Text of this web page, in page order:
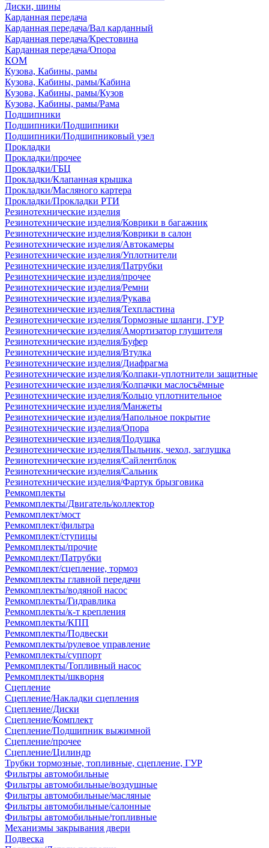
Диски, шины
Карданная передача
Карданная передача/Вал карданный
Карданная передача/Крестовина
Карданная передача/Опора
КОМ
Кузова, Кабины, рамы
Кузова, Кабины, рамы/Кабина
Кузова, Кабины, рамы/Кузов
Кузова, Кабины, рамы/Рама
Подшипники
Подшипники/Подшипники
Подшипники/Подшипниковый узел
Прокладки
Прокладки/прочее
Прокладки/ГБЦ
Прокладки/Клапанная крышка
Прокладки/Масляного картера
Прокладки/Прокладки РТИ
Резинотехнические изделия
Резинотехнические изделия/Коврики в багажник
Резинотехнические изделия/Коврики в салон
Резинотехнические изделия/Автокамеры
Резинотехнические изделия/Уплотнители
Резинотехнические изделия/Патрубки
Резинотехнические изделия/прочее
Резинотехнические изделия/Ремни
Резинотехнические изделия/Рукава
Резинотехнические изделия/Техпластина
Резинотехнические изделия/Тормозные шланги, ГУР
Резинотехнические изделия/Амортизатор глушителя
Резинотехнические изделия/Буфер
Резинотехнические изделия/Втулка
Резинотехнические изделия/Диафрагма
Резинотехнические изделия/Колпаки-уплотнители защитные
Резинотехнические изделия/Колпачки маслосъёмные
Резинотехнические изделия/Кольцо уплотнительное
Резинотехнические изделия/Манжеты
Резинотехнические изделия/Напольное покрытие
Резинотехнические изделия/Опора
Резинотехнические изделия/Подушка
Резинотехнические изделия/Пыльник, чехол, заглушка
Резинотехнические изделия/Сайлентблок
Резинотехнические изделия/Сальник
Резинотехнические изделия/Фартук брызговика
Ремкомплекты
Ремкомплекты/Двигатель/коллектор
Ремкомплект/мост
Ремкомплект/фильтра
Ремкомплект/ступицы
Ремкомплекты/прочие
Ремкомплект/Патрубки
Ремкомплект/сцепление, тормоз
Ремкомплекты главной передачи
Ремкомплекты/водяной насос
Ремкомплекты/Гидравлика
Ремкомплекты/к-т крепления
Ремкомплекты/КПП
Ремкомплекты/Подвески
Ремкомплекты/рулевое управление
Ремкомплекты/суппорт
Ремкомплекты/Топливный насос
Ремкомплекты/шкворня
Сцепление
Сцепление/Накладки сцепления
Сцепление/Диски
Сцепление/Комплект
Сцепление/Подшипник выжимной
Сцепление/прочее
Сцепление/Цилиндр
Трубки тормозные, топливные, сцепление, ГУР
Фильтры автомобильные
Фильтры автомобильные/воздушные
Фильтры автомобильные/масляные
Фильтры автомобильные/салонные
Фильтры автомобильные/топливные
Механизмы закрывания двери
Подвеска